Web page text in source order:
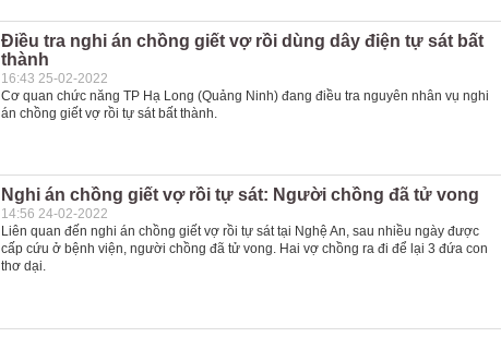
Điều tra nghi án chồng giết vợ rồi dùng dây điện tự sát bất
thành
16:43 25-02-2022
Cơ quan chức năng TP Hạ Long (Quảng Ninh) đang điều tra nguyên nhân vụ nghi
án chồng giết vợ rồi tự sát bất thành.
Nghi án chồng giết vợ rồi tự sát: Người chồng đã tử vong
14:56 24-02-2022
Liên quan đến nghi án chồng giết vợ rồi tự sát tại Nghệ An, sau nhiều ngày được
cấp cứu ở bệnh viện, người chồng đã tử vong. Hai vợ chồng ra đi để lại 3 đứa con
thơ dại.